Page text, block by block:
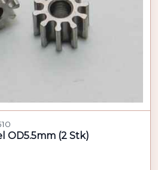
OD5.5mm (2 Stk)